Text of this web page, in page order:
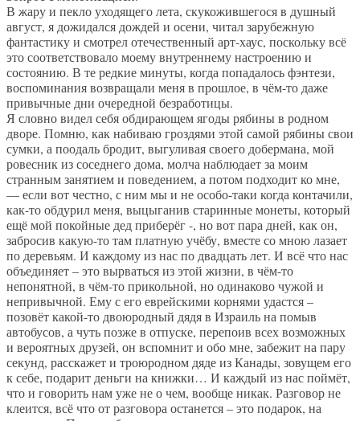
В жару и пекло уходящего лета, скукожившегося в душный
август, я дожидался дождей и осени, читал зарубежную
фантастику и смотрел отечественный арт-хаус, поскольку всё
это соответствовало моему внутреннему настроению и
состоянию. В те редкие минуты, когда попадалось фэнтези,
воспоминания возвращали меня в прошлое, в чём-то даже
привычные дни очередной безработицы.
Я словно видел себя обдирающем ягоды рябины в родном
дворе. Помню, как набиваю гроздями этой самой рябины свои
сумки, а поодаль бродит, выгуливая своего добермана, мой
ровесник из соседнего дома, молча наблюдает за моим
странным занятием и поведением, а потом подходит ко мне,
— если вот честно, с ним мы и не особо-таки когда контачили,
как-то обдурил меня, выцыганив старинные монеты, который
ещё мой покойные дед приберёг -, но вот пара дней, как он,
забросив какую-то там платную учёбу, вместе со мною лазает
по деревьям. И каждому из нас по двадцать лет. И всё что нас
объединяет – это вырваться из этой жизни, в чём-то
непонятной, в чём-то прикольной, но одинаково чужой и
непривычной. Ему с его еврейскими корнями удастся –
позовёт какой-то двоюродный дядя в Израиль на помыв
автобусов, а чуть позже в отпуске, перепоив всех возможных
и вероятных друзей, он вспомнит и обо мне, забежит на пару
секунд, расскажет и троюродном дяде из Канады, зовущем его
к себе, подарит деньги на книжки… И каждый из нас поймёт,
что и говорить нам уже не о чем, вообще никак. Разговор не
клеится, всё что от разговора останется – это подарок, на